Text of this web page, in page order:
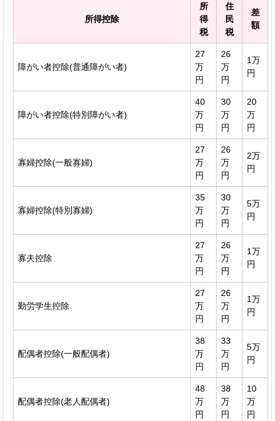
所得控除
所
得
税
住
民
税
差
額
障がい者控除(普通障がい者)
27
万
円
26
万
円
1万
円
障がい者控除(特別障がい者)
40
万
円
30
万
円
20
万
円
寡婦控除(一般寡婦)
27
万
円
26
万
円
2万
円
寡婦控除(特別寡婦)
35
万
円
30
万
円
5万
円
寡夫控除
27
万
円
26
万
円
1万
円
勤労学生控除
27
万
円
26
万
円
1万
円
配偶者控除(一般配偶者)
38
万
円
33
万
円
5万
円
配偶者控除(老人配偶者)
48
万
円
38
万
円
10
万
円